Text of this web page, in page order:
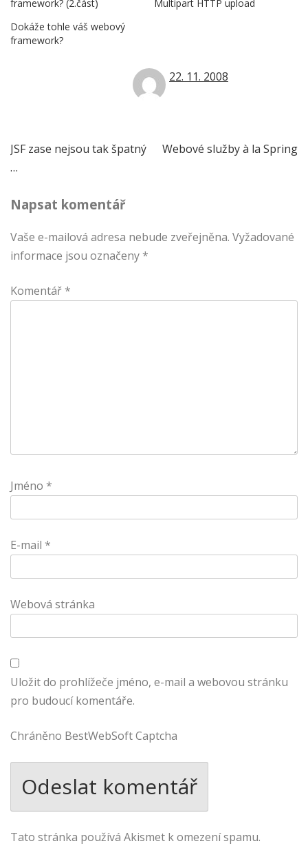
framework? (2.část)
Multipart HTTP upload
Dokáže tohle váš webový
framework?
22. 11. 2008
Navigace
příspěvek
JSF zase nejsou tak špatný
…
Webové služby à la Spring
Napsat komentář
Vaše e-mailová adresa nebude zveřejněna. Vyžadované
informace jsou označeny *
Komentář *
Jméno *
E-mail *
Webová stránka
Uložit do prohlížeče jméno, e-mail a webovou stránku
pro budoucí komentáře.
Chráněno BestWebSoft Captcha
Tato stránka používá Akismet k omezení spamu.